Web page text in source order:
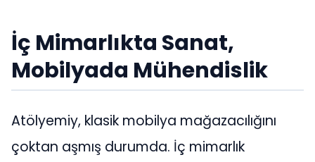
İç Mimarlıkta Sanat,
Mobilyada Mühendislik
Atölyemiy, klasik mobilya mağazacılığını
çoktan aşmış durumda. İç mimarlık